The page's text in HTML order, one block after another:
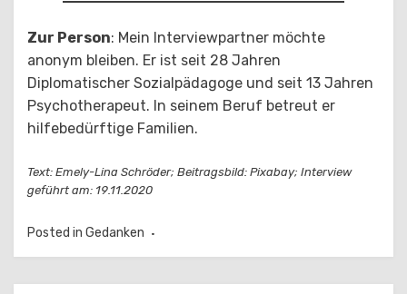
Zur Person: Mein Interviewpartner möchte
anonym bleiben. Er ist seit 28 Jahren
Diplomatischer Sozialpädagoge und seit 13 Jahren
Psychotherapeut. In seinem Beruf betreut er
hilfebedürftige Familien.
Text: Emely-Lina Schröder; Beitragsbild: Pixabay; Interview
geführt am: 19.11.2020
Posted in Gedanken